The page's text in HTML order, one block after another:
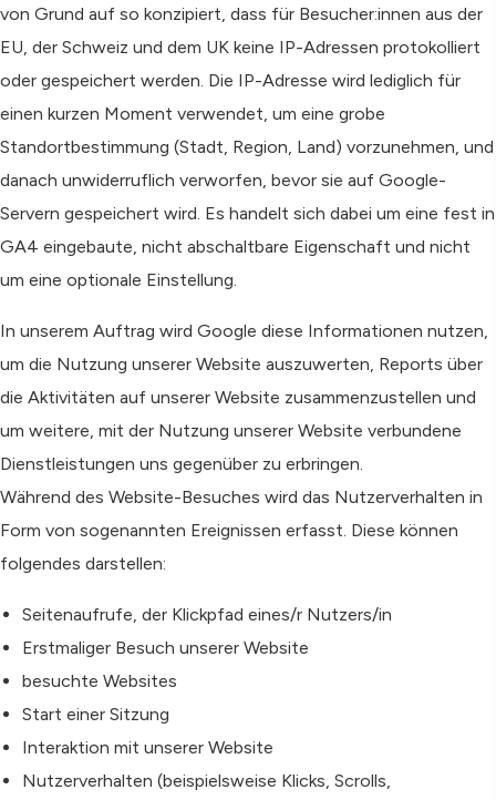
von Grund auf so konzipiert, dass für Besucher:innen aus der
EU, der Schweiz und dem UK keine IP-Adressen protokolliert
oder gespeichert werden. Die IP-Adresse wird lediglich für
einen kurzen Moment verwendet, um eine grobe
Standortbestimmung (Stadt, Region, Land) vorzunehmen, und
danach unwiderruflich verworfen, bevor sie auf Google-
Servern gespeichert wird. Es handelt sich dabei um eine fest in
GA4 eingebaute, nicht abschaltbare Eigenschaft und nicht
um eine optionale Einstellung.
In unserem Auftrag wird Google diese Informationen nutzen,
um die Nutzung unserer Website auszuwerten, Reports über
die Aktivitäten auf unserer Website zusammenzustellen und
um weitere, mit der Nutzung unserer Website verbundene
Dienstleistungen uns gegenüber zu erbringen.
Während des Website-Besuches wird das Nutzerverhalten in
Form von sogenannten Ereignissen erfasst. Diese können
folgendes darstellen:
Seitenaufrufe, der Klickpfad eines/r Nutzers/in
Erstmaliger Besuch unserer Website
besuchte Websites
Start einer Sitzung
Interaktion mit unserer Website
Nutzerverhalten (beispielsweise Klicks, Scrolls,